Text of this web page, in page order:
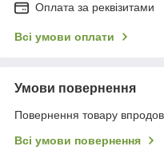
Оплата за реквізитами
Всі умови оплати
Умови повернення
Повернення товару
Всі умови повернення